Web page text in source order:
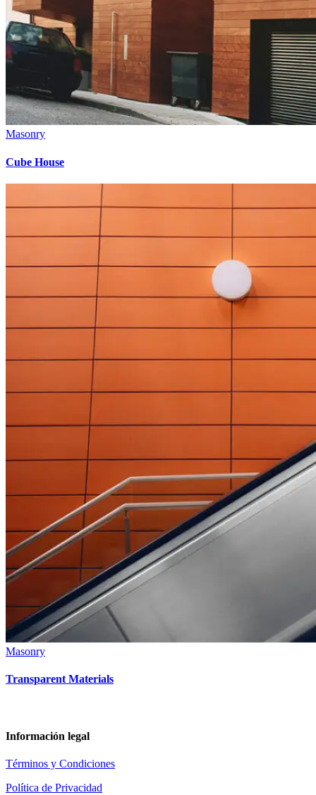
Masonry
Cube House
Masonry
Transparent Materials
Información legal
Términos y Condiciones
Política de Privacidad